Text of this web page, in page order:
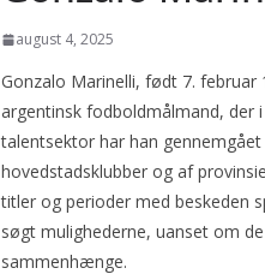
august 4, 2025
Gonzalo Marinelli, født 7. februar
argentinsk fodboldmålmand, der
talentsektor har han
hovedstadsklubber og af
titler og perioder med beskeden
søgt mulighederne, uanset om
sammenhænge.